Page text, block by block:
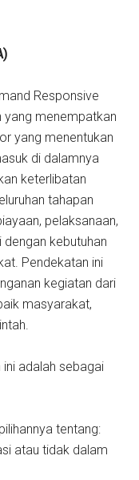
Responsive
yang menempatkan
yang menentukan
di dalamnya
keterlibatan
tahapan
pelaksanaan,
kebutuhan
Pendekatan ini
kegiatan dari
masyarakat,
adalah sebagai
tentang:
atau tidak dalam